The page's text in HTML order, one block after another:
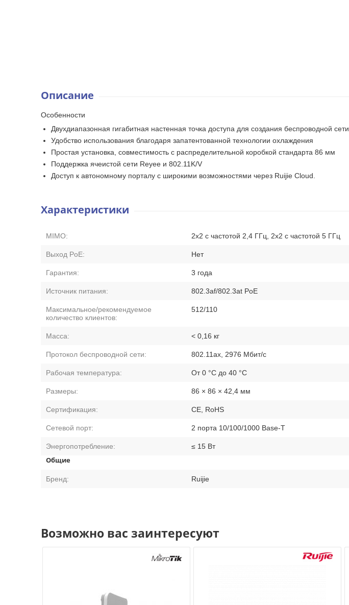
Описание
Особенности
Двухдиапазонная гигабитная настенная точка доступа для создания беспроводной сети
Удобство использования благодаря запатентованной технологии охлаждения
Простая установка, совместимость с распределительной коробкой стандарта 86 мм
Поддержка ячеистой сети Reyee и 802.11K/V
Доступ к автономному порталу с широкими возможностями через Ruijie Cloud.
Характеристики
MIMO: 2x2 с частотой 2,4 ГГц, 2x2 с частотой 5 ГГц
Выход PoE: Нет
Гарантия: 3 года
Источник питания: 802.3af/802.3at PoE
Максимальное/рекомендуемое
количество клиентов:
512/110
Масса: < 0,16 кг
Протокол беспроводной сети: 802.11ax, 2976 Мбит/с
Рабочая температура: От 0 °C до 40 °C
Размеры: 86 × 86 × 42,4 мм
Сертификация: CE, RoHS
Сетевой порт: 2 порта 10/100/1000 Base-T
Энергопотребление: ≤ 15 Вт
Общие
Бренд: Ruijie
Возможно вас заинтересуют